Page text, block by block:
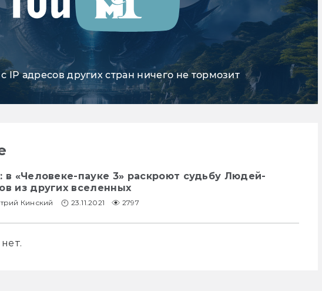
IP адресов других стран ничего не тормозит
в «Человеке-пауке 3» раскроют судьбу Людей-
из других вселенных
Кинский 23.11.2021 2797